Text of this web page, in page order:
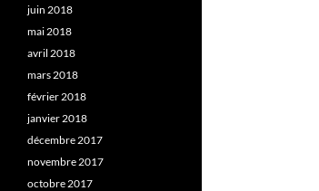
juin 2018
mai 2018
avril 2018
mars 2018
février 2018
janvier 2018
décembre 2017
novembre 2017
octobre 2017